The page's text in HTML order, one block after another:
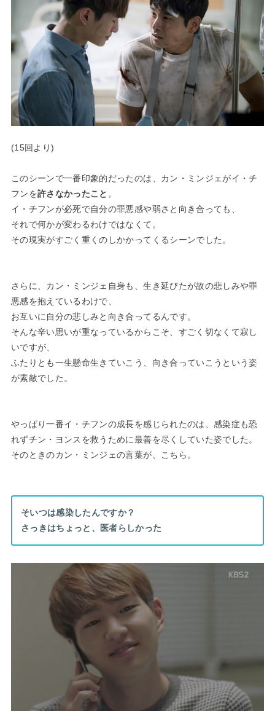
(15回より)
このシーンで一番印象的だったのは、カン・ミンジェがイ・チ
フンを許さなかったこと 。
イ・チフンが必死で自分の罪悪感や弱さと向き合っても、
それで何かが変わるわけではなくて。
その現実がすごく重くのしかかってくるシーンでした。
さらに、カン・ミンジェ自身も、生き延びたが故の悲しみや罪
悪感を抱えているわけで、
お互いに自分の悲しみと向き合ってるんです。
そんな辛い思いが重なっているからこそ、すごく切なくて寂し
いですが、
ふたりとも一生懸命生きていこう、向き合っていこうという姿
が素敵でした。
やっぱり一番イ・チフンの成長を感じられたのは、感染症も恐
れずチン・ヨンスを救うために最善を尽くしていた姿でした。
そのときのカン・ミンジェの言葉が、こちら。
そいつは感染したんですか？
さっきはちょっと、医者らしかった